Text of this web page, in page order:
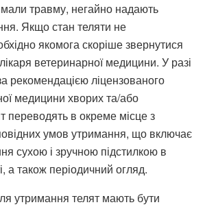
травму, негайно надають
Якщо стан теляти не
якомога скоріше звернутися
ветеринарної медицини. У разі
рекомендацією ліцензованого
медицини хворих та/або
переводять в окреме місце з
умов утримання, що включає
сухою і зручною підстилкою в
а також періодичний огляд.
утримання телят мають бути